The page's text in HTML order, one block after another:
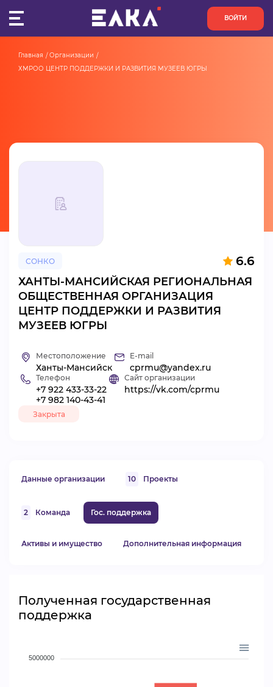
ВОЙТИ
ПУЛЬС
ПРОЕКТЫ
БАЗА ЗНАНИЙ
ВИДЕОКУРСЫ
Главная
Организации
ХМРОО ЦЕНТР ПОДДЕРЖКИ И РАЗВИТИЯ МУЗЕЕВ ЮГРЫ
СОНКО 6.6
ХАНТЫ-МАНСИЙСКАЯ РЕГИОНАЛЬНАЯ
ОБЩЕСТВЕННАЯ ОРГАНИЗАЦИЯ
ЦЕНТР ПОДДЕРЖКИ И РАЗВИТИЯ
МУЗЕЕВ ЮГРЫ
Местоположение
Ханты-Мансийск
E-mail
cprmu@yandex.ru
Телефон
+7 922 433-33-22
+7 982 140-43-41
Сайт организации
https://vk.com/cprmu
Закрыта
Данные организации 10 Проекты
2 Команда Гос. поддержка
Активы и имущество Дополнительная информация
Полученная государственная
поддержка
5000000